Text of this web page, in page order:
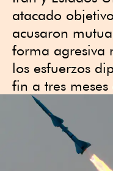
atacado
acusaron
forma agresiva
los esfuerzos
fin a tres